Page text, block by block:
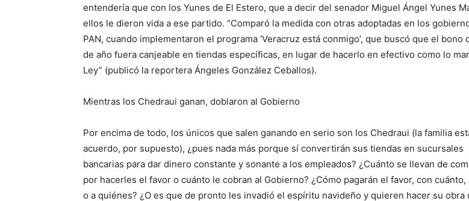
entendería que con los Yunes de El Estero, que a decir del senador Miguel Ángel Yunes
ellos le dieron vida a ese partido. “Comparó la medida con otras adoptadas en los
PAN, cuando implementaron el programa ‘Veracruz está conmigo’, que buscó que el bono
de año fuera canjeable en tiendas específicas, en lugar de hacerlo en efectivo como lo
Ley” (publicó la reportera Ángeles González Ceballos).
Mientras los Chedraui ganan, doblaron al Gobierno
Por encima de todo, los únicos que salen ganando en serio son los Chedraui (la familia
acuerdo, por supuesto), ¿pues nada más porque sí convertirán sus tiendas en sucursales
bancarias para dar dinero constante y sonante a los empleados? ¿Cuánto se llevan de
por hacerles el favor o cuánto le cobran al Gobierno? ¿Cómo pagarán el favor, con cuánto,
o a quiénes? ¿O es que de pronto les invadió el espíritu navideño y quieren hacer su obra